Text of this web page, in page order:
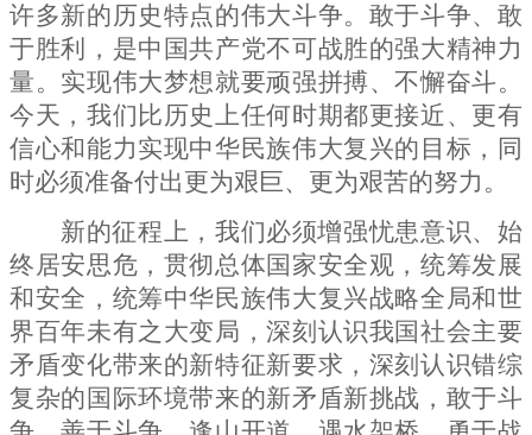
许多新的历史特点的伟大斗争。敢于斗争、敢
于胜利，是中国共产党不可战胜的强大精神力
量。实现伟大梦想就要顽强拼搏、不懈奋斗。
今天，我们比历史上任何时期都更接近、更有
信心和能力实现中华民族伟大复兴的目标，同
时必须准备付出更为艰巨、更为艰苦的努力。
新的征程上，我们必须增强忧患意识、始
终居安思危，贯彻总体国家安全观，统筹发展
和安全，统筹中华民族伟大复兴战略全局和世
界百年未有之大变局，深刻认识我国社会主要
矛盾变化带来的新特征新要求，深刻认识错综
复杂的国际环境带来的新矛盾新挑战，敢于斗